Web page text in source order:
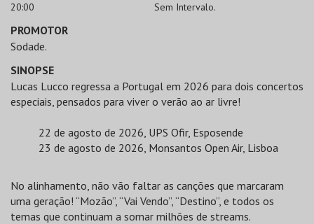
20:00 Sem Intervalo.
PROMOTOR
Sodade.
SINOPSE
Lucas Lucco regressa a Portugal em 2026 para dois concertos
especiais, pensados para viver o verão ao ar livre!
22 de agosto de 2026, UPS Ofir, Esposende
23 de agosto de 2026, Monsantos Open Air, Lisboa
No alinhamento, não vão faltar as canções que marcaram
uma geração! “Mozão”, “Vai Vendo”, “Destino”, e todos os
temas que continuam a somar milhões de streams.